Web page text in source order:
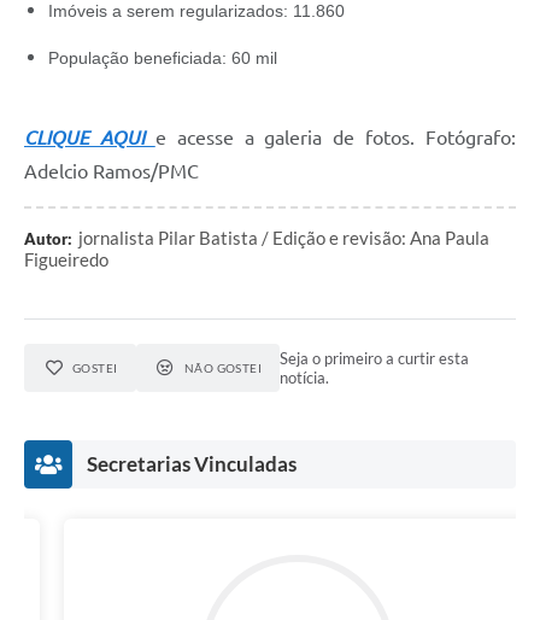
Imóveis a serem regularizados: 11.860
População beneficiada: 60 mil
CLIQUE AQUI e acesse a galeria de fotos. Fotógrafo:
Adelcio Ramos/PMC
Autor: jornalista Pilar Batista / Edição e revisão: Ana Paula
Figueiredo
GOSTEI NÃO GOSTEI
Seja o primeiro a curtir esta
notícia.
Secretarias Vinculadas